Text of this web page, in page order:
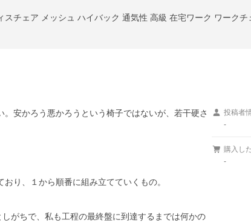
チェア メッシュ ハイバック 通気性 高級 在宅ワーク ワークチ
安かろう悪かろうという椅子ではないが、若干硬さ
り、１から順番に組み立てていくもの。
がちで、私も工程の最終盤に到達するまでは何かの
投稿者
-
購入し
-